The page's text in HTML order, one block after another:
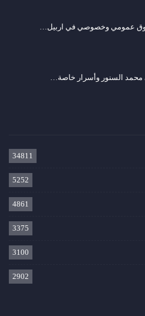
عمومي وخصوصي في اربيل…
محمد السنور وأسرار خاصة…
34811
5252
4861
3375
3100
2902